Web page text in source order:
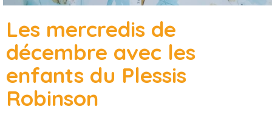
Les mercredis de
décembre avec les
enfants du Plessis
Robinson